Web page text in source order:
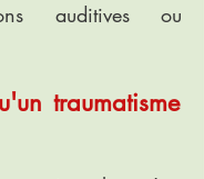
auditives ou
traumatisme